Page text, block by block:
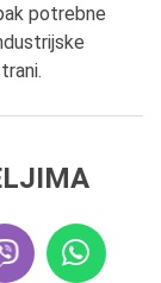
potrebne